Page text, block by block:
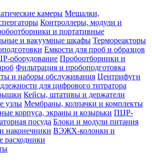
камеры Мешалки,
Контроллеры, модули и
и портативные
и вакуумные шкафы Термореакторы
Емкости для проб и образцов
оборудование Пробоотборники и
Фильтрация и пробоподготовка
и наборы обслуживания Центрифуги
для цифрового титратора
Кейсы, штативы и держатели
узлы Мембраны, колпачки и комплекты
корпуса, экраны и козырьки ПЦР-
посуда Блоки и модули питания
наконечники ВЭЖХ-колонки и
расходники